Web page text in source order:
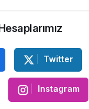
Twitter
Instagram